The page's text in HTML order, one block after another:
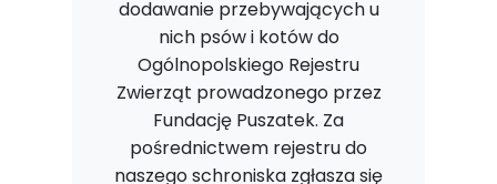
dodawanie przebywających u
nich psów i kotów do
Ogólnopolskiego Rejestru
Zwierząt prowadzonego przez
Fundację Puszatek. Za
pośrednictwem rejestru do
naszego schroniska zgłasza się